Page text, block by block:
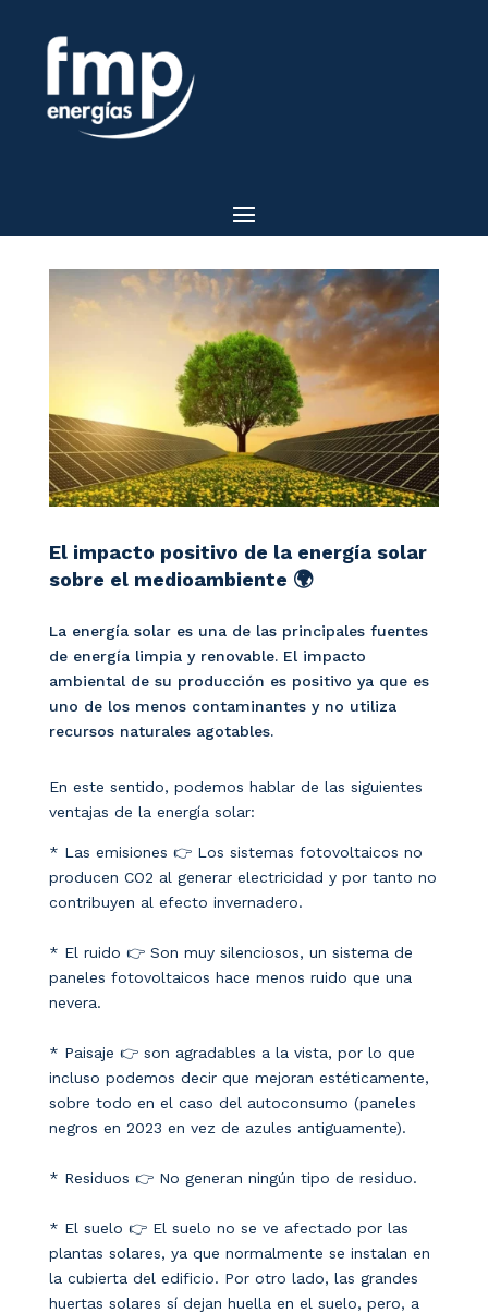
El impacto positivo de la energía solar
sobre el medioambiente 🌍
La energía solar es una de las principales fuentes
de energía limpia y renovable. El impacto
ambiental de su producción es positivo ya que es
uno de los menos contaminantes y no utiliza
recursos naturales agotables.
En este sentido, podemos hablar de las siguientes
ventajas de la energía solar:
* Las emisiones 👉 Los sistemas fotovoltaicos no
producen CO2 al generar electricidad y por tanto no
contribuyen al efecto invernadero.
* El ruido 👉 Son muy silenciosos, un sistema de
paneles fotovoltaicos hace menos ruido que una
nevera.
* Paisaje 👉 son agradables a la vista, por lo que
incluso podemos decir que mejoran estéticamente,
sobre todo en el caso del autoconsumo (paneles
negros en 2023 en vez de azules antiguamente).
* Residuos 👉 No generan ningún tipo de residuo.
* El suelo 👉 El suelo no se ve afectado por las
plantas solares, ya que normalmente se instalan en
la cubierta del edificio. Por otro lado, las grandes
huertas solares sí dejan huella en el suelo, pero, a